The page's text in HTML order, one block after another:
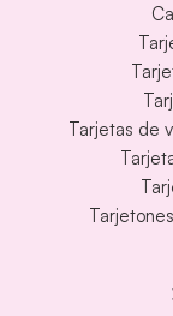
Tarjetas de